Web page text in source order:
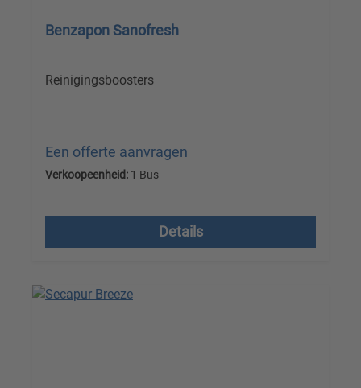
Benzapon Sanofresh
Reinigingsboosters
Een offerte aanvragen
Verkoopeenheid: 1 Bus
Details